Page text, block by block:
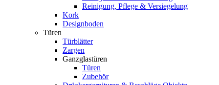
Reinigung, Pflege & Versiegelung
Kork
Designboden
Türen
Türblätter
Zargen
Ganzglastüren
Türen
Zubehör